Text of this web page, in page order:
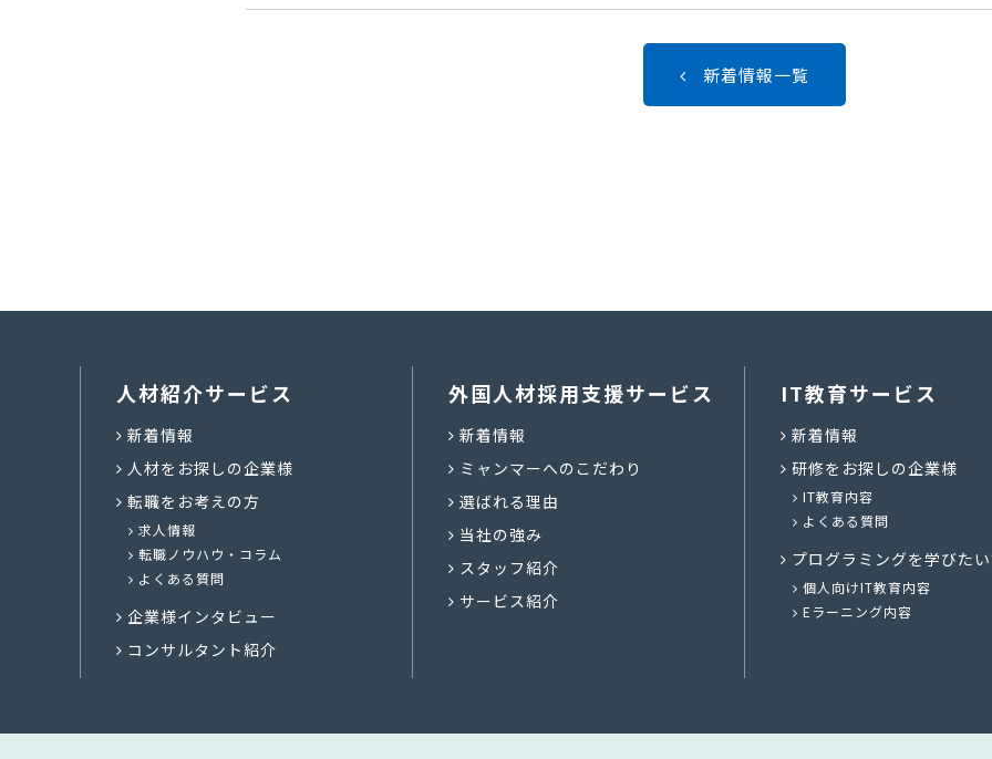
新着情報一覧
人材紹介サービス
新着情報
人材をお探しの企業様
転職をお考えの方
求人情報
転職ノウハウ・コラム
よくある質問
企業様インタビュー
コンサルタント紹介
外国人材採用支援サービス
新着情報
ミャンマーへのこだわり
選ばれる理由
当社の強み
スタッフ紹介
サービス紹介
IT教育サービス
新着情報
研修をお探しの企業様
IT教育内容
よくある質問
プログラミングを学びた
個人向けIT教育内容
Eラーニング内容